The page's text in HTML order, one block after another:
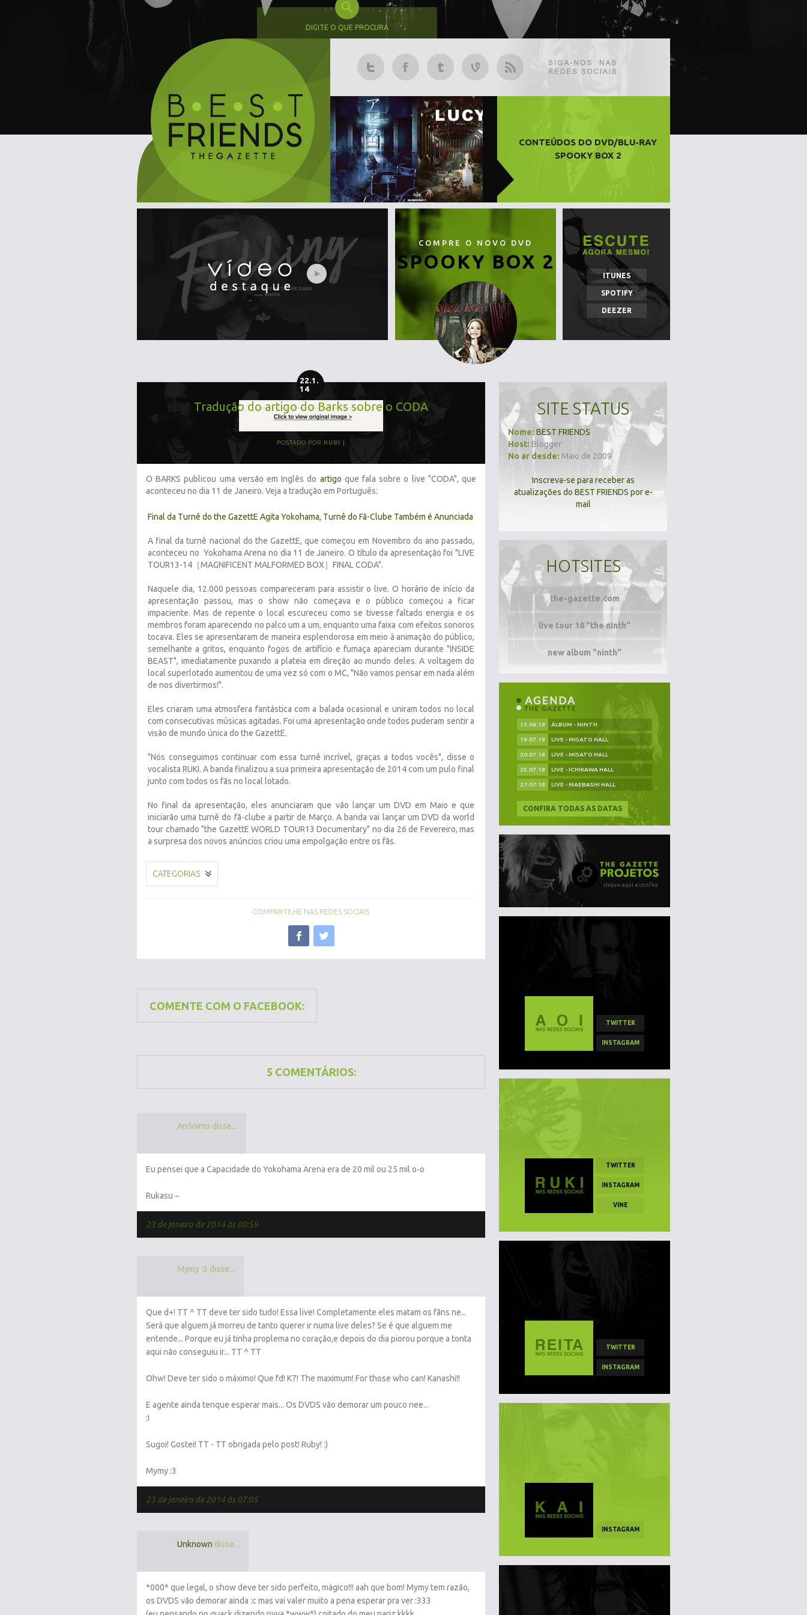
DIGITE O QUE PROCURA
CONTEÚDOS DO DVD/BLU-RAY
SPOOKY BOX 2
COMPRE O NOVO DVD
SPOOKY BOX 2
ITUNES
SPOTIFY
DEEZER
22.1.
14
Tradução do artigo do Barks sobre o CODA
POSTADO POR RUBY
O BARKS publicou uma versão em Inglês do artigo que fala sobre o live "CODA", que
aconteceu no dia 11 de Janeiro. Veja a tradução em Português:
Final da Turnê do the GazettE Agita Yokohama, Turnê do Fã-Clube Também é Anunciada
A final da turnê nacional do the GazettE, que começou em Novembro do ano passado,
aconteceu no Yokohama Arena no dia 11 de Janeiro. O título da apresentação foi "LIVE
TOUR13-14［MAGNIFICENT MALFORMED BOX］FINAL CODA".
Naquele dia, 12.000 pessoas compareceram para assistir o live. O horário de início da
apresentação passou, mas o show não começava e o público começou a ficar
impaciente. Mas de repente o local escureceu como se tivesse faltado energia e os
membros foram aparecendo no palco um a um, enquanto uma faixa com efeitos sonoros
tocava. Eles se apresentaram de maneira esplendorosa em meio à animação do público,
semelhante a gritos, enquanto fogos de artifício e fumaça apareciam durante "INSIDE
BEAST", imediatamente puxando a plateia em direção ao mundo deles. A voltagem do
local superlotado aumentou de uma vez só com o MC, "Não vamos pensar em nada além
de nos divertirmos!".
Eles criaram uma atmosfera fantástica com a balada ocasional e uniram todos no local
com consecutivas músicas agitadas. Foi uma apresentação onde todos puderam sentir a
visão de mundo única do the GazettE.
"Nós conseguimos continuar com essa turnê incrível, graças a todos vocês", disse o
vocalista RUKI. A banda finalizou a sua primeira apresentação de 2014 com um pulo final
junto com todos os fãs no local lotado.
No final da apresentação, eles anunciaram que vão lançar um DVD em Maio e que
iniciarão uma turnê do fã-clube a partir de Março. A banda vai lançar um DVD da world
tour chamado "the GazettE WORLD TOUR13 Documentary" no dia 26 de Fevereiro, mas
a surpresa dos novos anúncios criou uma empolgação entre os fãs.
CATEGORIAS
COMPARTILHE NAS REDES SOCIAIS
COMENTE COM O FACEBOOK:
5 COMENTÁRIOS:
Anônimo disse...
Eu pensei que a Capacidade do Yokohama Arena era de 20 mil ou 25 mil o-o
Rukasu ~
23 de janeiro de 2014 às 00:59
Mymy :3 disse...
Que d+! TT ^ TT deve ter sido tudo! Essa live! Completamente eles matam os fãns ne...
Será que alguem já morreu de tanto querer ir numa live deles? Se é que alguem me
entende... Porque eu já tinha proplema no coração,e depois do dia piorou porque a tonta
aqui não conseguiu ir... TT ^ TT
Ohw! Deve ter sido o máximo! Que fd! K7! The maximum! For those who can! Kanashi!!
E agente ainda tenque esperar mais... Os DVDS vão demorar um pouco nee...
:I
Sugoi! Gostei! TT - TT obrigada pelo post! Ruby! :)
Mymy :3
23 de janeiro de 2014 às 07:05
Unknown disse...
*000* que legal, o show deve ter sido perfeito, mágico!!! aah que bom! Mymy tem razão,
os DVDS vão demorar ainda :c mas vai valer muito a pena esperar pra ver :333
SITE STATUS
Nome: BEST FRIENDS
Host: Blogger
No ar desde: Maio de 2009
Inscreva-se para receber as
atualizações do BEST FRIENDS por e-
mail
HOTSITES
the-gazette.com
live tour 18 "the ninth"
new album "ninth"
13.06.18 ÁLBUM - NINTH
19.07.18 LIVE - MISATO HALL
20.07.18 LIVE - MISATO HALL
25.07.18 LIVE - ICHIKAWA HALL
27.07.18 LIVE - MAEBASHI HALL
CONFIRA TODAS AS DATAS
clique aqui e confira
TWITTER
INSTAGRAM
TWITTER
INSTAGRAM
VINE
TWITTER
INSTAGRAM
INSTAGRAM